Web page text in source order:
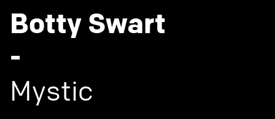
Botty Swart
-
Mystic